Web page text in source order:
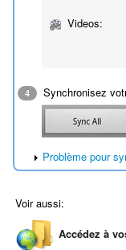
Videos:
4 Synchronisez
Problème pour
Voir aussi:
Accédez à